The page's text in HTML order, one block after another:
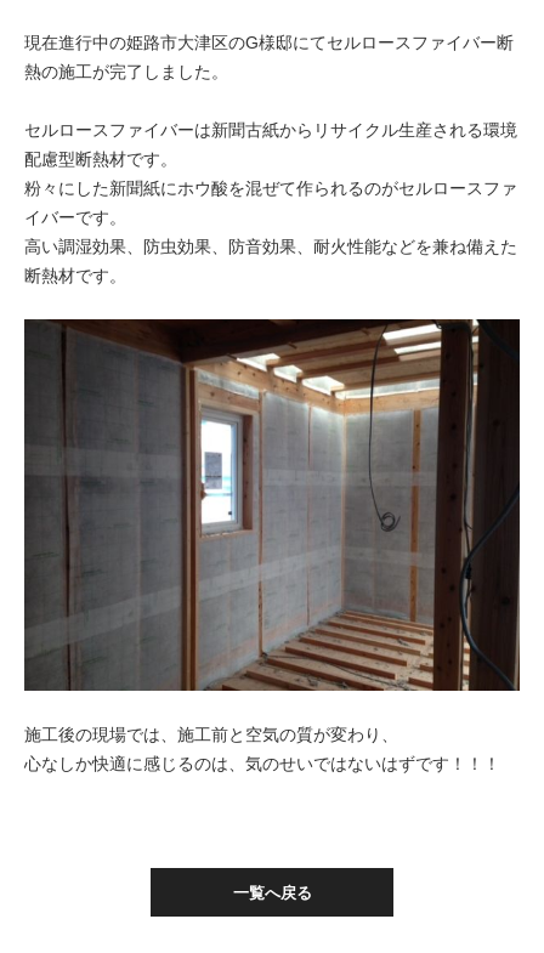
現在進行中の姫路市大津区のG様邸にてセルロースファイバー断
熱の施工が完了しました。
セルロースファイバーは新聞古紙からリサイクル生産される環境
配慮型断熱材です。
粉々にした新聞紙にホウ酸を混ぜて作られるのがセルロースファ
イバーです。
高い調湿効果、防虫効果、防音効果、耐火性能などを兼ね備えた
断熱材です。
施工後の現場では、施工前と空気の質が変わり、
心なしか快適に感じるのは、気のせいではないはずです！！！
一覧へ戻る